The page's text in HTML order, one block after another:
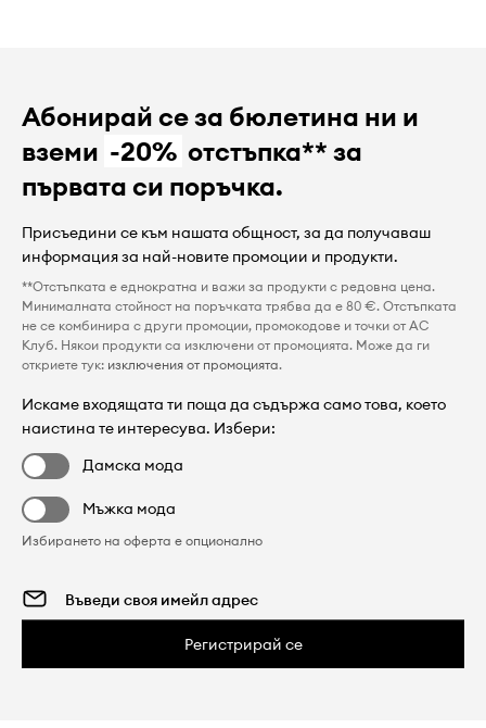
Абонирай се за бюлетина ни и
вземи -20% отстъпка** за
първата си поръчка.
Присъедини се към нашата общност, за да получаваш
информация за най-новите промоции и продукти.
**Отстъпката е еднократна и важи за продукти с редовна цена.
Минималната стойност на поръчката трябва да е 80 €. Отстъпката
не се комбинира с други промоции, промокодове и точки от AC
Клуб. Някои продукти са изключени от промоцията. Може да ги
откриете тук: изключения от промоцията.
Искаме входящата ти поща да съдържа само това, което
наистина те интересува. Избери:
Дамска мода
Мъжка мода
Избирането на оферта е опционално
Регистрирай се